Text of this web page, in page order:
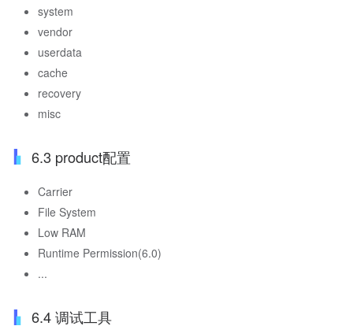
system
vendor
userdata
cache
recovery
misc
6.3 product配置
Carrier
File System
Low RAM
Runtime Permission(6.0)
...
6.4 调试工具